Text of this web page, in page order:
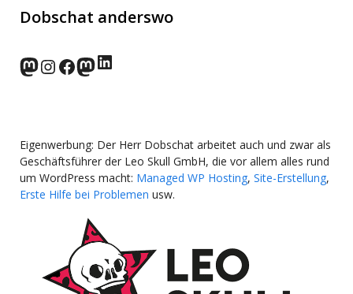
Dobschat anderswo
norden.social
Instagram
Facebook
wp-punks.social
LinkedIn
Eigenwerbung: Der Herr Dobschat arbeitet auch und zwar als
Geschäftsführer der Leo Skull GmbH, die vor allem alles rund
um WordPress macht: Managed WP Hosting, Site-Erstellung,
Erste Hilfe bei Problemen usw.